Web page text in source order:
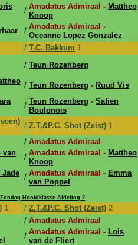
/ Amadatus Admiraal - Mattheo
Knoop
/ Amadatus Admiraal -
Oceanne Lopez Gonzalez
/ T.C. Bakkum 1
/ Teun Rozenberg
/ Teun Rozenberg - Ruud Vis
/ Teun Rozenberg - Safien
Boulonois
/ Z.T.&P.C. Shot (Zeist) 1
/ Amadatus Admiraal
van
/ Amadatus Admiraal - Mattheo
Knoop
Jade / Amadatus Admiraal - Emma
van Poppel
Hoofdklasse Afdeling 2
1 / Z.T.&P.C. Shot (Zeist) 2
/ Amadatus Admiraal
/ Amadatus Admiraal - Lois
van de Fliert